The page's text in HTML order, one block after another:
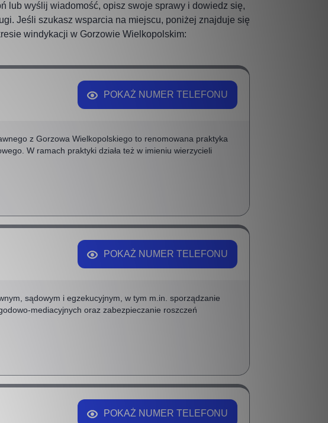
lub wyślij wiadomość, opisz swoje sprawy i dowiedz się,
Jeśli szukasz wsparcia na miejscu, poniżej znajduje się
windykacji w Gorzowie Wielkopolskim:
POKAŻ NUMER TELEFONU
z Gorzowa Wielkopolskiego to renomowana praktyka
W ramach praktyki działa też w imieniu wierzycieli
POKAŻ NUMER TELEFONU
sądowym i egzekucyjnym, w tym m.in. sporządzanie
mediacyjnych oraz zabezpieczanie roszczeń
POKAŻ NUMER TELEFONU